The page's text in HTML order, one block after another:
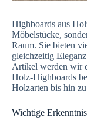
Highboards aus
Möbelstücke,
Raum. Sie bieten
gleichzeitig
Artikel werden wir
Holz-Highboards
Holzarten bis hin
Wichtige